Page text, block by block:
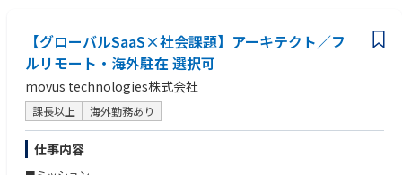
【グローバルSaaS×社会課題】アーキテクト／フ
ルリモート・海外駐在 選択可
movus technologies株式会社
課長以上 海外勤務あり
仕事内容